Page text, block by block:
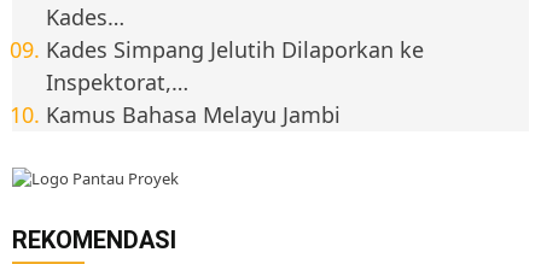
Kades…
Kades Simpang Jelutih Dilaporkan ke
Inspektorat,…
Kamus Bahasa Melayu Jambi
REKOMENDASI